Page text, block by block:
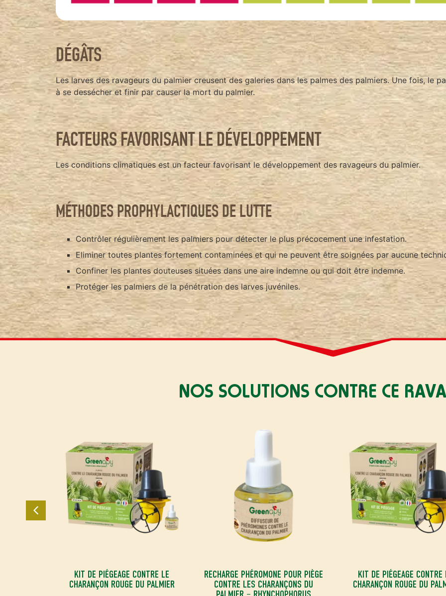
DÉGÂTS
Les larves des ravageurs du palmier creusent des galeries dans les palmes des palmiers. Une fois, le
à se dessécher et finir par causer la mort du palmier.
FACTEURS FAVORISANT LE DÉVELOPPEMENT
Les conditions climatiques est un facteur favorisant le développement des ravageurs du palmier.
MÉTHODES PROPHYLACTIQUES DE LUTTE
Contrôler régulièrement les palmiers pour détecter le plus précocement une infestation.
Eliminer toutes plantes fortement contaminées et qui ne peuvent être soignées par aucune
Confiner les plantes douteuses situées dans une aire indemne ou qui doit être indemne.
Protéger les palmiers de la pénétration des larves juvéniles.
NOS SOLUTIONS CONTRE CE
KIT DE PIÉGEAGE CONTRE LE
CHARANÇON ROUGE DU PALMIER
RECHARGE PHÉROMONE POUR PIÈGE
CONTRE LES CHARANÇONS DU
KIT DE PIÉGEAGE CONTRE
CHARANÇON ROUGE DU